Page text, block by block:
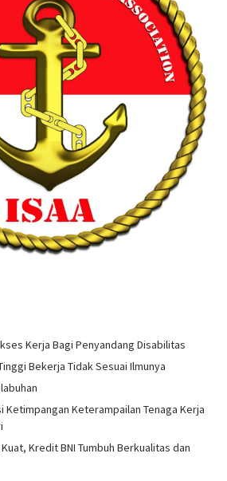
Kerja Bagi Penyandang Disabilitas
Bekerja Tidak Sesuai Ilmunya
Ketimpangan Keterampailan Tenaga Kerja
Kredit BNI Tumbuh Berkualitas dan